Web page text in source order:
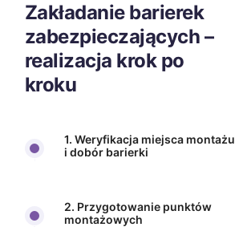
Zakładanie barierek
zabezpieczających –
realizacja krok po
kroku
1. Weryfikacja miejsca montażu
i dobór barierki
2. Przygotowanie punktów
montażowych